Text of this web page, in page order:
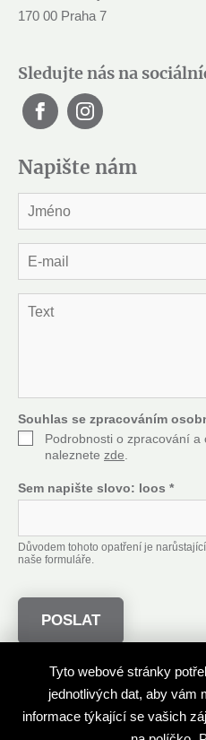
170 00 Praha 7
Sledujte nás na
Napište nám
m
é
n
m
a
Souhlas se zpracováním
Podrobnosti o zpracování
naleznete zde
Sem napište slovo: loos *
Důvodem tohoto opatření je
naše formuláře.
Autoři děl
Nabídněte dílo
Nejúspěšnější aukční síň
Tyto webové stránky
jednotlivých dat, aby vám
informace týkající se vašich